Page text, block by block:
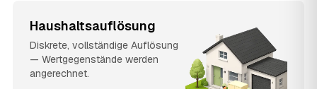
Haushaltsauflösung
Diskrete, vollständige Auflösung
— Wertgegenstände werden
angerechnet.